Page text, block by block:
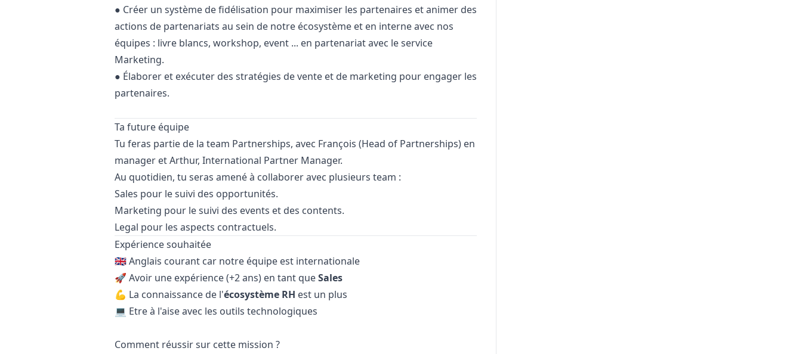
● Créer un système de fidélisation pour maximiser les partenaires et animer des
actions de partenariats au sein de notre écosystème et en interne avec nos
équipes : livre blancs, workshop, event ... en partenariat avec le service
Marketing.
● Élaborer et exécuter des stratégies de vente et de marketing pour engager les
partenaires.
Ta future équipe
Tu feras partie de la team Partnerships, avec François (Head of Partnerships) en
manager etArthur, International Partner Manager.
Au quotidien, tu seras amené à collaborer avec plusieurs team :
Sales pour le suivi des opportunités.
Marketing pour le suivi des events et des contents.
Legal pour les aspects contractuels.
Expérience souhaitée
🇬🇧 Anglais courant car notre équipe est internationale
🚀 Avoir une expérience (+2 ans) en tant queSales
💪 La connaissance de l'écosystème RH est un plus
💻 Etre à l'aise avec les outils technologiques
Comment réussir sur cette mission ?